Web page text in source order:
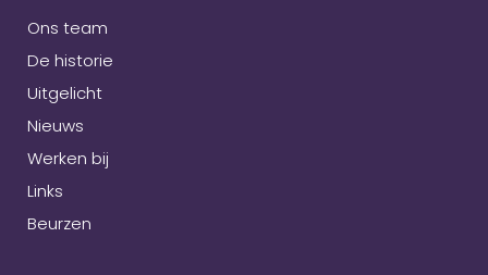
Ons team
De historie
Uitgelicht
Nieuws
Werken bij
Links
Beurzen